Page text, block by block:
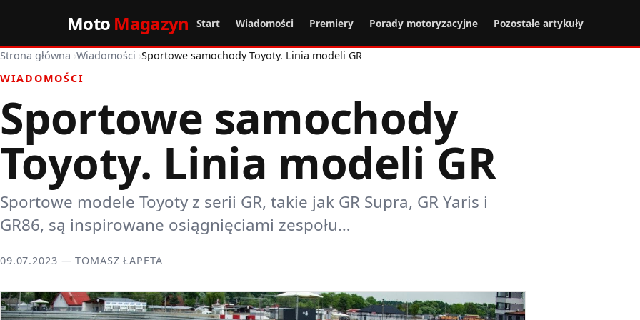
Moto Magazyn Start Wiadomości Premiery Porady motoryzacyjne Pozostałe artykuły
Strona główna ›Wiadomości ›Sportowe samochody Toyoty. Linia modeli GR
WIADOMOŚCI
Sportowe samochody
Toyoty. Linia modeli GR
Sportowe modele Toyoty z serii GR, takie jak GR Supra, GR Yaris i
GR86, są inspirowane osiągnięciami zespołu…
09.07.2023 — TOMASZ ŁAPETA